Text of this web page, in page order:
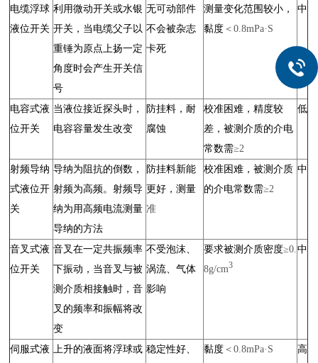
电缆浮球
液位开关
利用微动开关或水银
开关，当电缆父子以
重锤为原点上扬一定
角度时会产生开关信
号
无可动部件
不会被杂志
卡死
测量变化范围较小，
黏度 ＜0.8mPa·S
中
电容式液
位开关
当液位接近探头时，
电容容量发生改变
防挂料，耐
腐蚀
校准困难，精度较
差，被测介质的介电
常数需≥2
低
射频导纳
式液位开
关
导纳为阻抗的倒数，
射频为高频。射频导
纳为用高频电流测量
导纳的方法
防挂料新能
更好，测量
准
校准困难，被测介质
的介电常数需≥2
中
音叉式液
位开关
音叉在一定共振频率
下振动，当音叉与被
测介质相接触时，音
叉的频率和振幅将改
变
不受泡沫、
涡流、气体
影响
要求被测介质密度≥0.
8g/cm3
中
伺服式液 上升的液面将浮球或 稳定性好、
黏度 ＜0.8mPa·S 高